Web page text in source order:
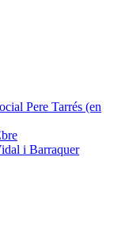
Pere Tarrés (en
i Barraquer